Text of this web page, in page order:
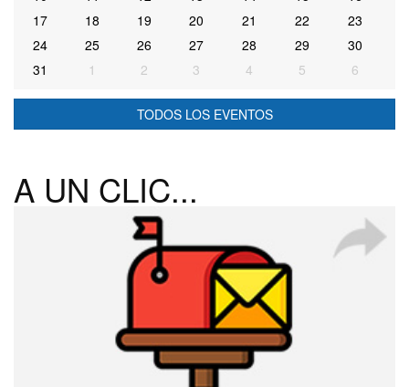
17
18 19 20 21 22
23
24
25 26 27 28 29
30
31
1 2 3 4 5 6
TODOS LOS EVENTOS
A UN CLIC...